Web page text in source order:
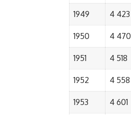
1949 4 423
1950 4 470
1951 4 518
1952 4 558
1953 4 601